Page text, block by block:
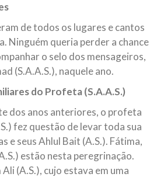
de todos os lugares e cantos
Ninguém queria perder a chance
o selo dos mensageiros,
(S.A.A.S.), naquele ano.
do Profeta (S.A.A.S.)
dos anos anteriores, o profeta
fez questão de levar toda sua
e seus Ahlul Bait (A.S.). Fátima,
estão nesta peregrinação.
(A.S.), cujo estava em uma